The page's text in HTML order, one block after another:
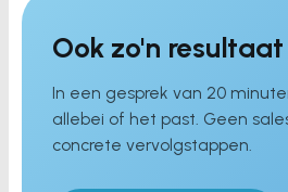
Ook zo'n
In een gesprek van 20
allebei of het past. Geen
concrete vervolgstappen.